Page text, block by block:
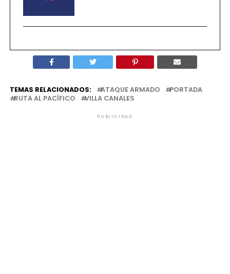
TEMAS RELACIONADOS: ATAQUE ARMADO
PORTADA
RUTA AL PACÍFICO
VILLA CANALES
PUBLICIDAD